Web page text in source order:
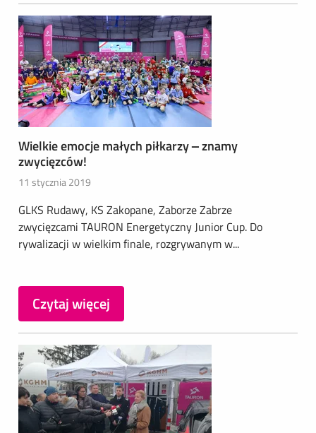
Wielkie emocje małych piłkarzy – znamy
zwycięzców!
11 stycznia 2019
GLKS Rudawy, KS Zakopane, Zaborze Zabrze
zwycięzcami TAURON Energetyczny Junior Cup. Do
rywalizacji w wielkim finale, rozgrywanym w...
Czytaj więcej